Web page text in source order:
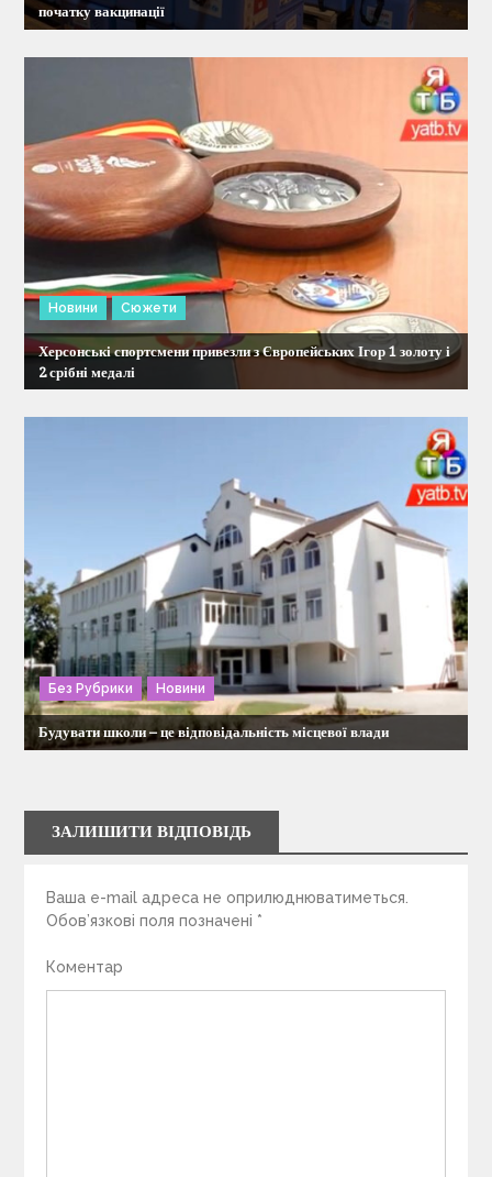
а
п
с
і
в
початку вакцинації
Новини Сюжети
Херсонські спортсмени привезли з Європейських Ігор 1 золоту і
2 срібні медалі
Без Рубрики Новини
Будувати школи – це відповідальність місцевої влади
ЗАЛИШИТИ ВІДПОВІДЬ
Ваша e-mail адреса не оприлюднюватиметься.
Обов’язкові поля позначені *
Коментар